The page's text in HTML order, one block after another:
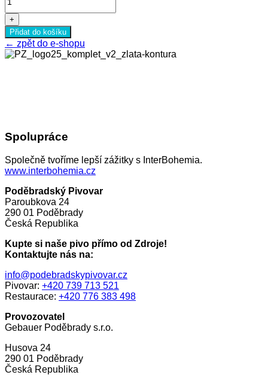
Rádl
Pomeranč-
Grep
množství
+
Přidat do košíku
← zpět do e-shopu
Spolupráce
Společně tvoříme lepší zážitky s InterBohemia.
www.interbohemia.cz
Poděbradský Pivovar
Paroubkova 24
290 01 Poděbrady
Česká Republika
Kupte si naše pivo přímo od Zdroje!
Kontaktujte nás na:
info@podebradskypivovar.cz
Pivovar: +420 739 713 521
Restaurace: +420 776 383 498
Provozovatel
Gebauer Poděbrady s.r.o.
Husova 24
290 01 Poděbrady
Česká Republika